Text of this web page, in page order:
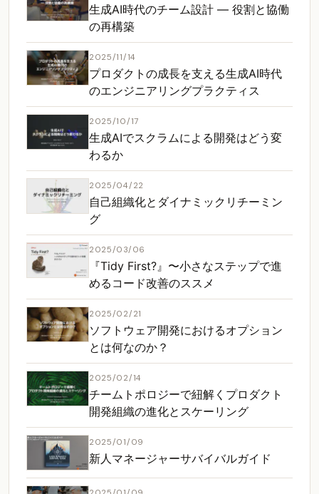
生成AI時代のチーム設計 ― 役割と協働
の再構築
2025/11/14
プロダクトの成長を支える生成AI時代
のエンジニアリングプラクティス
2025/10/17
生成AIでスクラムによる開発はどう変
わるか
2025/04/22
自己組織化とダイナミックリチーミン
グ
2025/03/06
『Tidy First?』〜小さなステップで進
めるコード改善のススメ
2025/02/21
ソフトウェア開発におけるオプション
とは何なのか？
2025/02/14
チームトポロジーで紐解くプロダクト
開発組織の進化とスケーリング
2025/01/09
新人マネージャーサバイバルガイド